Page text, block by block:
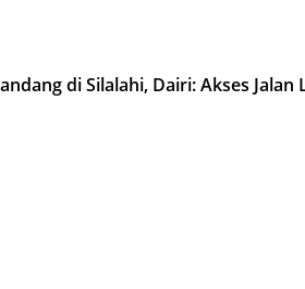
di Silalahi, Dairi: Akses Jalan